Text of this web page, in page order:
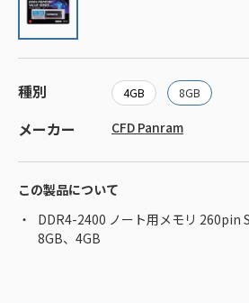
種別 4GB 8GB
メーカー CFD Panram
この製品について
DDR4-2400 ノート用メモリ 260pin
8GB、4GB